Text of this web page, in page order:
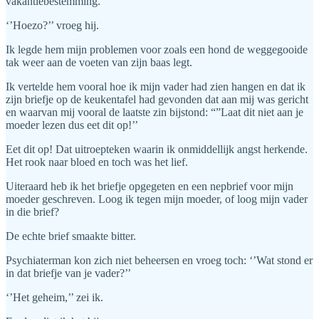
‘’Hoezo?’’ vroeg hij.
Ik legde hem mijn problemen voor zoals een hond de weggegooide
tak weer aan de voeten van zijn baas legt.
Ik vertelde hem vooral hoe ik mijn vader had zien hangen en dat ik
zijn briefje op de keukentafel had gevonden dat aan mij was gericht
en waarvan mij vooral de laatste zin bijstond: “”Laat dit niet aan je
moeder lezen dus eet dit op!’’
Eet dit op! Dat uitroepteken waarin ik onmiddellijk angst herkende.
Het rook naar bloed en toch was het lief.
Uiteraard heb ik het briefje opgegeten en een nepbrief voor mijn
moeder geschreven. Loog ik tegen mijn moeder, of loog mijn vader
in die brief?
De echte brief smaakte bitter.
Psychiaterman kon zich niet beheersen en vroeg toch: ‘’Wat stond er
in dat briefje van je vader?’’
‘’Het geheim,’’ zei ik.